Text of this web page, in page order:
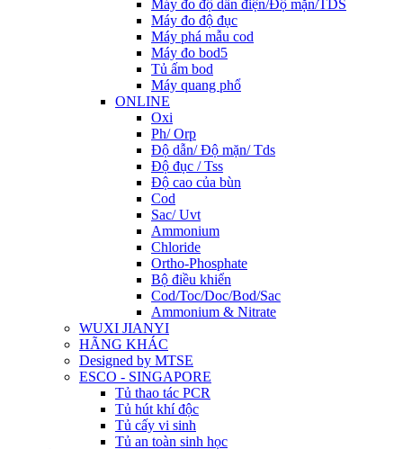
Máy đo độ dẫn điện/Độ mặn/TDS
Máy đo độ đục
Máy phá mẫu cod
Máy đo bod5
Tủ ấm bod
Máy quang phổ
ONLINE
Oxi
Ph/ Orp
Độ dẫn/ Độ mặn/ Tds
Độ đục / Tss
Độ cao của bùn
Cod
Sac/ Uvt
Ammonium
Chloride
Ortho-Phosphate
Bộ điều khiển
Cod/Toc/Doc/Bod/Sac
Ammonium & Nitrate
WUXI JIANYI
HÃNG KHÁC
Designed by MTSE
ESCO - SINGAPORE
Tủ thao tác PCR
Tủ hút khí độc
Tủ cấy vi sinh
Tủ an toàn sinh học